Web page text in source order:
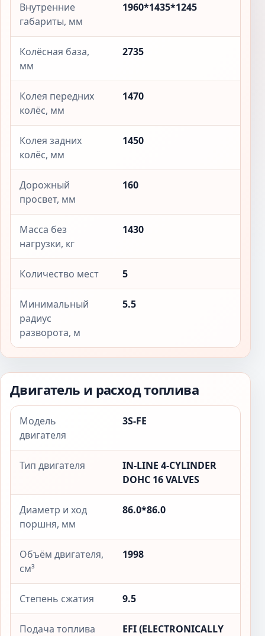
Внутренние
габариты, мм
1960*1435*1245
Колёсная база,
мм
2735
Колея передних
колёс, мм
1470
Колея задних
колёс, мм
1450
Дорожный
просвет, мм
160
Масса без
нагрузки, кг
1430
Количество мест 5
Минимальный
радиус
разворота, м
5.5
Двигатель и расход топлива
Модель
двигателя
3S-FE
Тип двигателя
IN-LINE 4-CYLINDER
DOHC 16 VALVES
Диаметр и ход
поршня, мм
86.0*86.0
Объём двигателя,
см³
1998
Степень сжатия 9.5
Подача топлива
EFI (ELECTRONICALLY